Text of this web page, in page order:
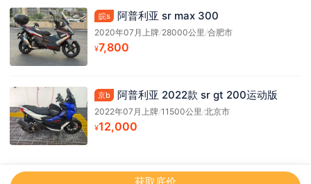
皖s 阿普利亚 sr max 300
2020年07月上牌/28000公里 /合肥市
¥7,800
京b 阿普利亚 2022款 sr gt 200运动版
2022年07月上牌/11500公里 /北京市
¥12,000